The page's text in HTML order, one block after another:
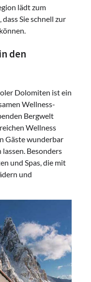
lädt zum
Sie schnell zur
den
Dolomiten ist ein
Wellness-
Bergwelt
Wellness
Gäste wunderbar
Besonders
und Spas, die mit
und